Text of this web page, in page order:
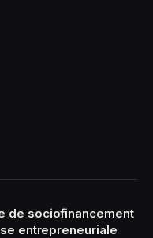
de sociofinancement
entrepreneuriale